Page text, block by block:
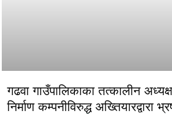
गढवा गाउँपालिकाका तत्कालीन
निर्माण कम्पनीविरुद्ध अख्तियारद्वारा